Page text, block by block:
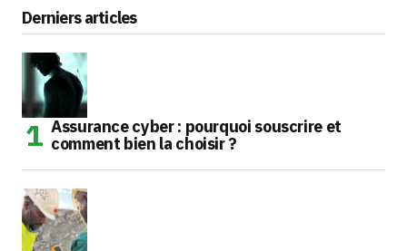
Derniers articles
Assurance cyber : pourquoi souscrire et
comment bien la choisir ?